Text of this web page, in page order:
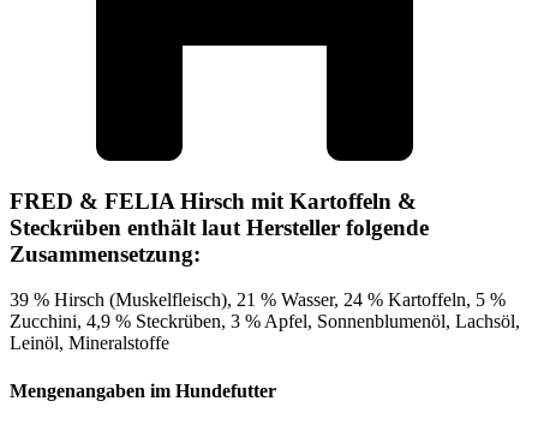
FRED & FELIA Hirsch mit Kartoffeln &
Steckrüben enthält laut Hersteller folgende
Zusammensetzung:
39 % Hirsch (Muskelfleisch), 21 % Wasser, 24 % Kartoffeln, 5 %
Zucchini, 4,9 % Steckrüben, 3 % Apfel, Sonnenblumenöl, Lachsöl,
Leinöl, Mineralstoffe
Mengenangaben im Hundefutter